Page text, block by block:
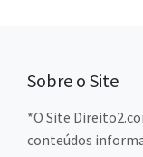
Sobre o Site
*O Site
conteúdos